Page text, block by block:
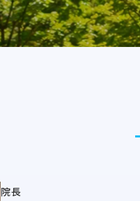
院長